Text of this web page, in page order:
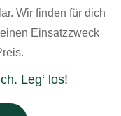
Wir finden für dich
Einsatzzweck
Leg‘ los!